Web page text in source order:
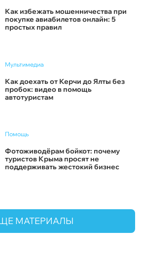
Как избежать мошенничества при
покупке авиабилетов онлайн: 5
простых правил
Мультимедиа
Как доехать от Керчи до Ялты без
пробок: видео в помощь
автотуристам
Помощь
Фотоживодёрам бойкот: почему
туристов Крыма просят не
поддерживать жестокий бизнес
МАТЕРИАЛЫ